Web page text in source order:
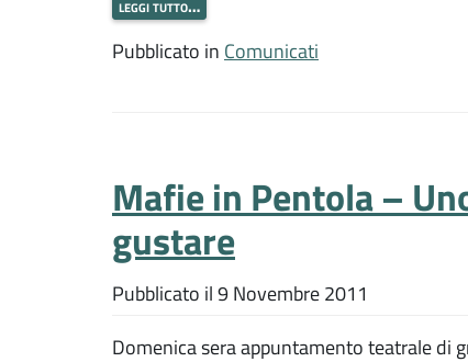
leggi tutto…
Pubblicato in Comunicati
Mafie in Pentola –
gustare
Pubblicato il 9 Novembre 2011
Domenica sera appuntamento teatrale di